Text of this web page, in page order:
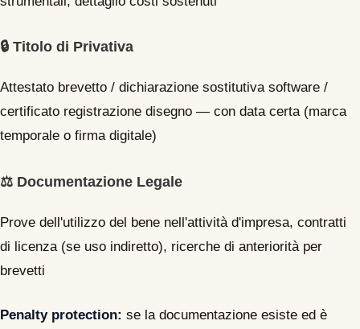
🔒 Titolo di Privativa
Attestato brevetto / dichiarazione sostitutiva software /
certificato registrazione disegno — con data certa (marca
temporale o firma digitale)
⚖️ Documentazione Legale
Prove dell'utilizzo del bene nell'attività d'impresa, contratti
di licenza (se uso indiretto), ricerche di anteriorità per
brevetti
Penalty protection: se la documentazione esiste ed è